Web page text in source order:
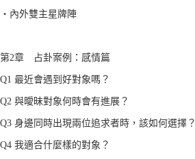
‧內外雙主星牌陣
第2章 占卦案例：感情篇
Q1 最近會遇到好對象嗎？
Q2 與曖昧對象何時會有進展？
Q3 身邊同時出現兩位追求者時，該如何選擇？
Q4 我適合什麼樣的對象？